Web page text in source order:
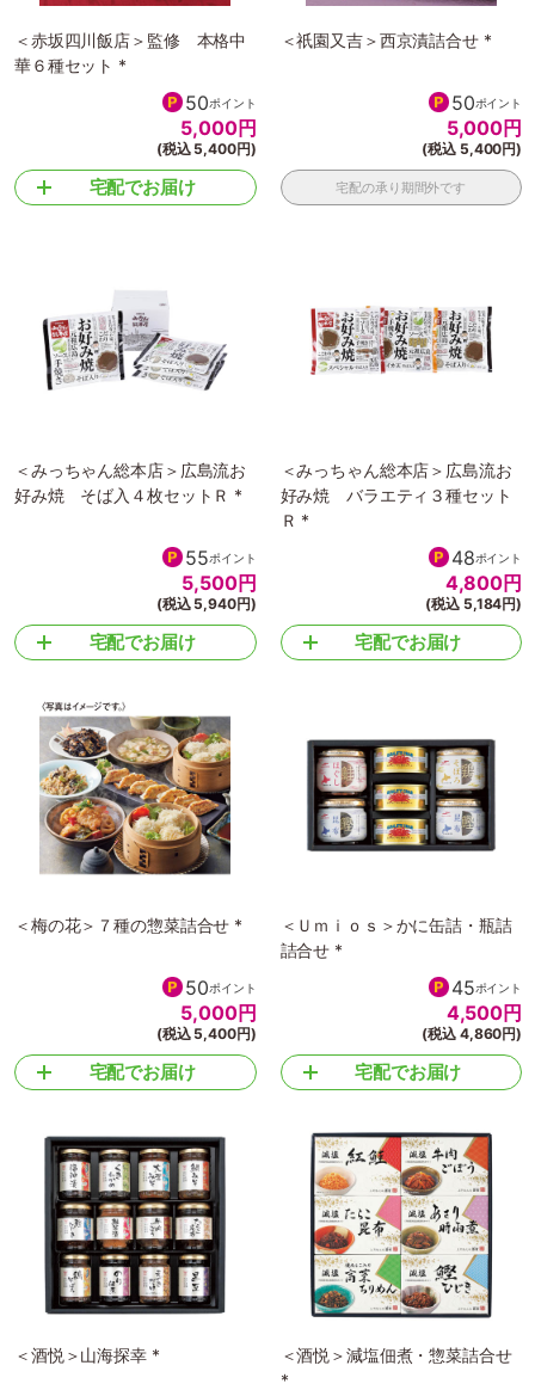
＜赤坂四川飯店＞監修 本格中
華６種セット *
50ポイント
5,000円
(税込 5,400円)
宅配でお届け
＜祇園又吉＞西京漬詰合せ *
50ポイント
5,000円
(税込 5,400円)
宅配の承り期間外です
＜みっちゃん総本店＞広島流お
好み焼 そば入４枚セットＲ *
55ポイント
5,500円
(税込 5,940円)
宅配でお届け
＜みっちゃん総本店＞広島流お
好み焼 バラエティ３種セット
Ｒ *
48ポイント
4,800円
(税込 5,184円)
宅配でお届け
＜梅の花＞７種の惣菜詰合せ *
50ポイント
5,000円
(税込 5,400円)
宅配でお届け
＜Ｕｍｉｏｓ＞かに缶詰・瓶詰
詰合せ *
45ポイント
4,500円
(税込 4,860円)
宅配でお届け
＜酒悦＞山海探幸 *
＜酒悦＞減塩佃煮・惣菜詰合せ
*